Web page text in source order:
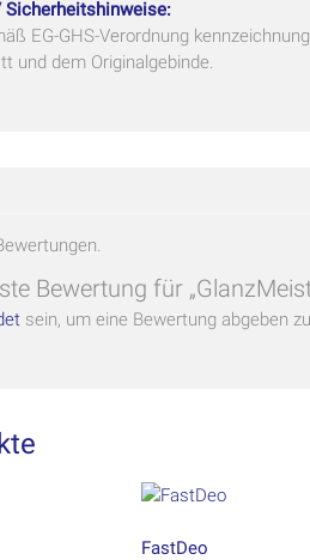
Sicherheitshinweise:
EG-GHS-Verordnung
und dem Originalgebinde.
Bewertung für
sein, um eine Bewertung abgeben
FastDeo